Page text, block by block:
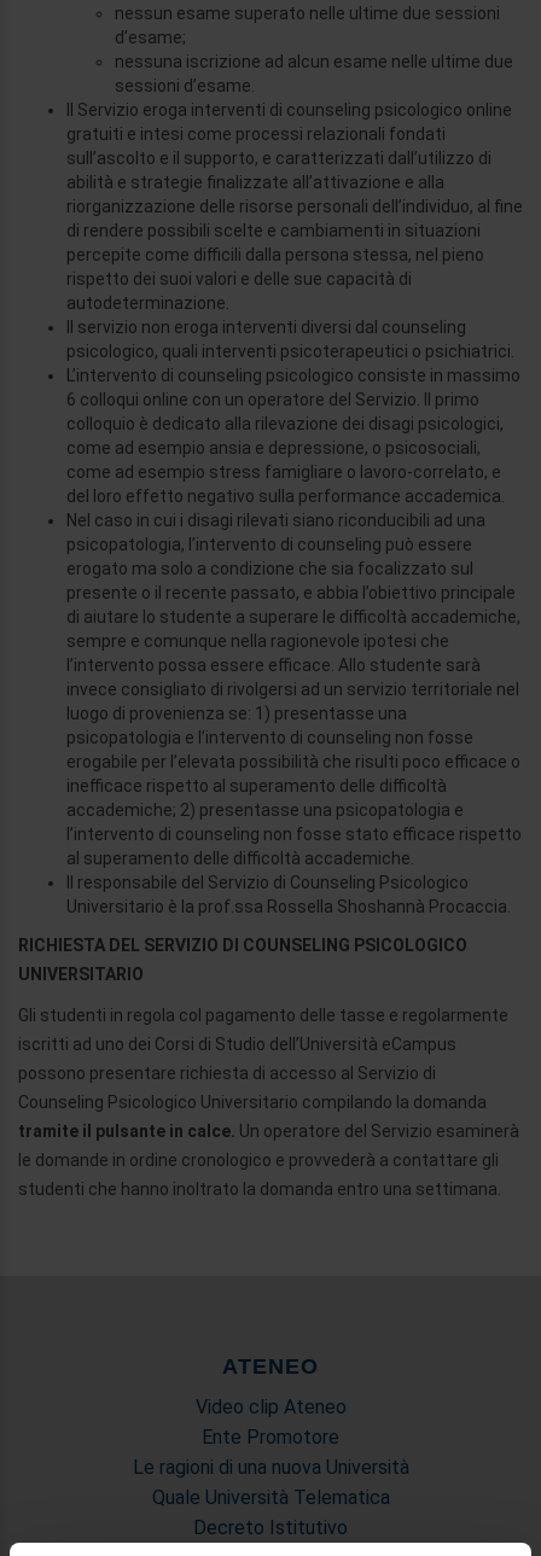
nessun esame superato nelle ultime due sessioni
d’esame;
nessuna iscrizione ad alcun esame nelle ultime due
sessioni d’esame.
Il Servizio eroga interventi di counseling psicologico online
gratuiti e intesi come processi relazionali fondati
sull’ascolto e il supporto, e caratterizzati dall’utilizzo di
abilità e strategie finalizzate all’attivazione e alla
riorganizzazione delle risorse personali dell’individuo, al fine
di rendere possibili scelte e cambiamenti in situazioni
percepite come difficili dalla persona stessa, nel pieno
rispetto dei suoi valori e delle sue capacità di
autodeterminazione.
Il servizio non eroga interventi diversi dal counseling
psicologico, quali interventi psicoterapeutici o psichiatrici.
L’intervento di counseling psicologico consiste in massimo
6 colloqui online con un operatore del Servizio. Il primo
colloquio è dedicato alla rilevazione dei disagi psicologici,
come ad esempio ansia e depressione, o psicosociali,
come ad esempio stress famigliare o lavoro-correlato, e
del loro effetto negativo sulla performance accademica.
Nel caso in cui i disagi rilevati siano riconducibili ad una
psicopatologia, l’intervento di counseling può essere
erogato ma solo a condizione che sia focalizzato sul
presente o il recente passato, e abbia l’obiettivo principale
di aiutare lo studente a superare le difficoltà accademiche,
sempre e comunque nella ragionevole ipotesi che
l’intervento possa essere efficace. Allo studente sarà
invece consigliato di rivolgersi ad un servizio territoriale nel
luogo di provenienza se: 1) presentasse una
psicopatologia e l’intervento di counseling non fosse
erogabile per l’elevata possibilità che risulti poco efficace o
inefficace rispetto al superamento delle difficoltà
accademiche; 2) presentasse una psicopatologia e
l’intervento di counseling non fosse stato efficace rispetto
al superamento delle difficoltà accademiche.
Il responsabile del Servizio di Counseling Psicologico
Universitario è la prof.ssa Rossella Shoshannà Procaccia.
RICHIESTA DEL SERVIZIO DI COUNSELING PSICOLOGICO
UNIVERSITARIO
Gli studenti in regola col pagamento delle tasse e regolarmente
iscritti ad uno dei Corsi di Studio dell’Università eCampus
possono presentare richiesta di accesso al Servizio di
Counseling Psicologico Universitario compilando la domanda
tramite il pulsante in calce. Un operatore del Servizio esaminerà
le domande in ordine cronologico e provvederà a contattare gli
studenti che hanno inoltrato la domanda entro una settimana.
ATENEO
Video clip Ateneo
Ente Promotore
Le ragioni di una nuova Università
Quale Università Telematica
Decreto Istitutivo